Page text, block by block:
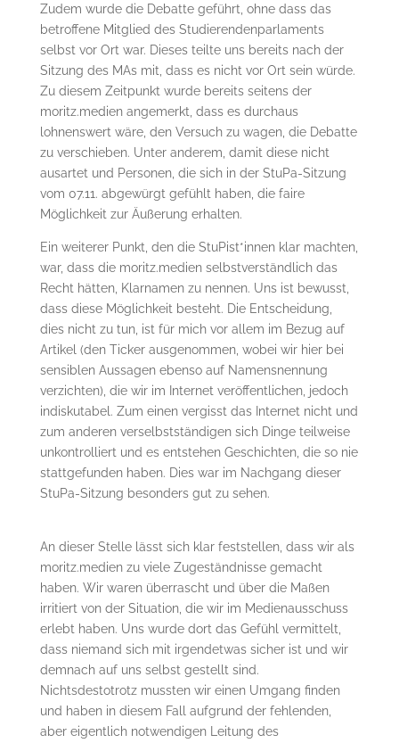
Zudem wurde die Debatte geführt, ohne dass das
betroffene Mitglied des Studierendenparlaments
selbst vor Ort war. Dieses teilte uns bereits nach der
Sitzung des MAs mit, dass es nicht vor Ort sein würde.
Zu diesem Zeitpunkt wurde bereits seitens der
moritz.medien angemerkt, dass es durchaus
lohnenswert wäre, den Versuch zu wagen, die Debatte
zu verschieben. Unter anderem, damit diese nicht
ausartet und Personen, die sich in der StuPa-Sitzung
vom 07.11. abgewürgt gefühlt haben, die faire
Möglichkeit zur Äußerung erhalten.
Ein weiterer Punkt, den die StuPist*innen klar machten,
war, dass die moritz.medien selbstverständlich das
Recht hätten, Klarnamen zu nennen. Uns ist bewusst,
dass diese Möglichkeit besteht. Die Entscheidung,
dies nicht zu tun, ist für mich vor allem im Bezug auf
Artikel (den Ticker ausgenommen, wobei wir hier bei
sensiblen Aussagen ebenso auf Namensnennung
verzichten), die wir im Internet veröffentlichen, jedoch
indiskutabel. Zum einen vergisst das Internet nicht und
zum anderen verselbstständigen sich Dinge teilweise
unkontrolliert und es entstehen Geschichten, die so nie
stattgefunden haben. Dies war im Nachgang dieser
StuPa-Sitzung besonders gut zu sehen.
An dieser Stelle lässt sich klar feststellen, dass wir als
moritz.medien zu viele Zugeständnisse gemacht
haben. Wir waren überrascht und über die Maßen
irritiert von der Situation, die wir im Medienausschuss
erlebt haben. Uns wurde dort das Gefühl vermittelt,
dass niemand sich mit irgendetwas sicher ist und wir
demnach auf uns selbst gestellt sind.
Nichtsdestotrotz mussten wir einen Umgang finden
und haben in diesem Fall aufgrund der fehlenden,
aber eigentlich notwendigen Leitung des